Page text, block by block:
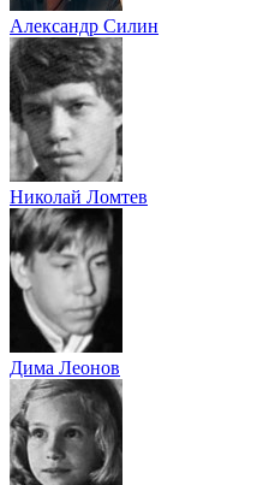
Александр Силин
Николай Ломтев
Дима Леонов